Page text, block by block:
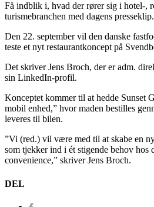
Få indblik i, hvad der rører sig i hotel-,
turismebranchen med dagens presseklip.
Den 22. september vil den danske
teste et nyt restaurantkoncept på
Det skriver Jens Broch, der er adm.
sin LinkedIn-profil.
Konceptet kommer til at hedde Sunset
mobil enhed,” hvor maden bestilles
leveres til bilen.
”Vi (red.) vil være med til at skabe en
som tjekker ind i ét stigende behov hos
convenience,” skriver Jens Broch.
DEL